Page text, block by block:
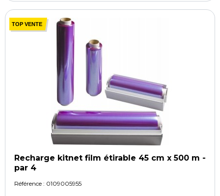
TOP VENTE
Recharge kitnet film étirable 45 cm x 500 m -
par 4
Référence : 0109005955